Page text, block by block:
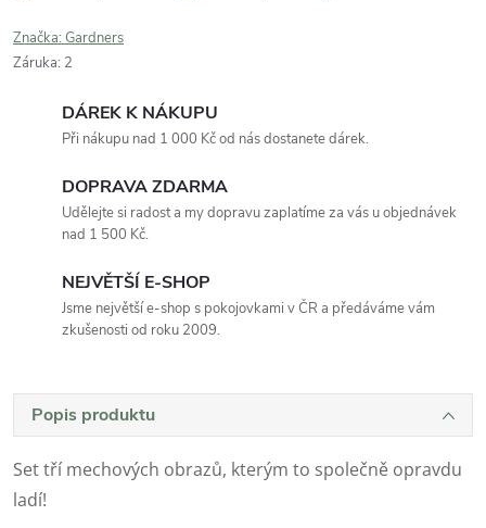
Značka: Gardners
Záruka: 2
DÁREK K NÁKUPU
Při nákupu nad 1 000 Kč od nás dostanete dárek.
DOPRAVA ZDARMA
Udělejte si radost a my dopravu zaplatíme za vás u objednávek
nad 1 500 Kč.
NEJVĚTŠÍ E-SHOP
Jsme největší e-shop s pokojovkami v ČR a předáváme vám
zkušenosti od roku 2009.
Popis produktu
Set tří mechových obrazů, kterým to společně opravdu
ladí!